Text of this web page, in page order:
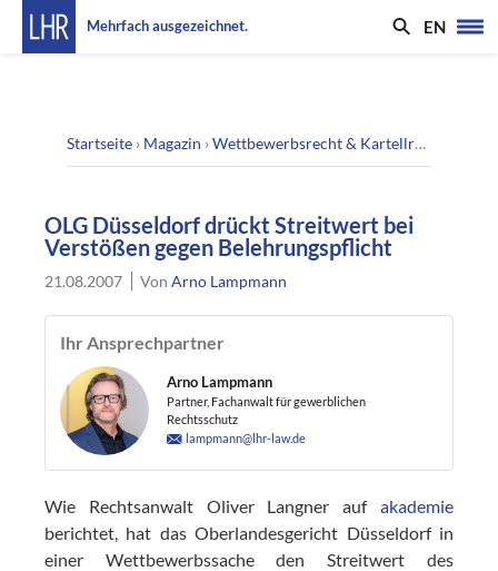
Mehrfach ausgezeichnet. EN
Startseite › Magazin ›Wettbewerbsrecht & Kartellrecht
OLG Düsseldorf drückt Streitwert bei
Verstößen gegen Belehrungspflicht
21.08.2007 VonArno Lampmann
Ihr Ansprechpartner
Arno Lampmann
Partner, Fachanwalt für gewerblichen
Rechtsschutz
lampmann@lhr-law.de
Wie Rechtsanwalt Oliver Langner auf akademie
berichtet, hat das Oberlandesgericht Düsseldorf in
einer Wettbewerbssache den Streitwert des